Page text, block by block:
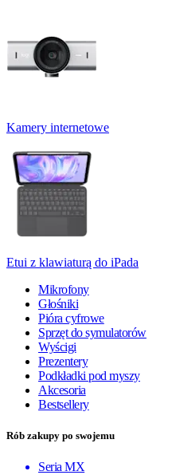
Kamery internetowe
Etui z klawiaturą do iPada
Mikrofony
Głośniki
Pióra cyfrowe
Sprzęt do symulatorów
Wyścigi
Prezentery
Podkładki pod myszy
Akcesoria
Bestsellery
Rób zakupy po swojemu
Seria MX